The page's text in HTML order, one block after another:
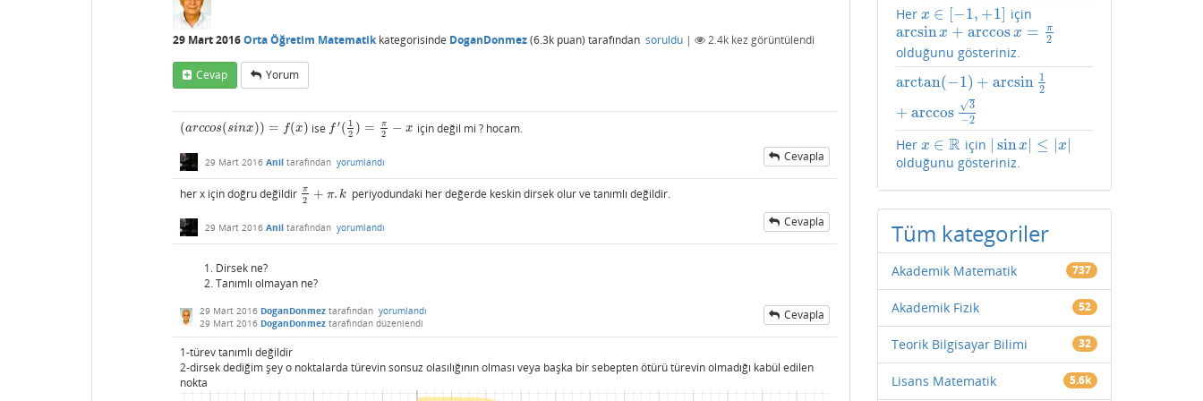
29 Mart 2016Orta Öğretim Matematikkategorisinde DoganDonmez(6.3k puan) tarafından soruldu | 2.4k kez görüntülendi
Cevap Yorum
(arccos(sinx)) = f(x)
(arccos(sinx))=f(x ise f ′ ( 1
2 ) = π
2 − x
f′(12)= π2 −x için değil mi ? hocam.
29 Mart 2016 Anil tarafından yorumlandı Cevapla
her x için doğru değildir π
2 + π. k
π2 +π .k periyodundaki her değerde keskin dirsek olur ve tanımlı değildir.
29 Mart 2016 Anil tarafından yorumlandı Cevapla
Dirsek ne?
Tanımlı olmayan ne?
29 Mart 2016 DoganDonmez tarafından yorumlandı
29 Mart 2016 DoganDonmez tarafından düzenlendi
Cevapla
1-türev tanımlı değildir
2-dirsek dediğim şey o noktalarda türevin sonsuz olasılığının olması veya başka bir sebepten ötürü türevin olmadığı kabül edilen
nokta
Her x ∈ [−1, +1]
x∈[− 1,+1] için
arcsinx + arccosx = π
2
arcsinx+arccosx=π2
olduğunu gösteriniz.
arctan(−1) + arcsin 1
2
+ arccos 3
√
−2
arctan(−1)+arcsin12+arccos
Her x ∈ R
x∈R için | sinx| ≤ |x|
sinx| |x
olduğunu gösteriniz.
Tüm kategoriler
Akademik Matematik 737
Akademik Fizik 52
Teorik Bilgisayar Bilimi 32
Lisans Matematik 5.6k